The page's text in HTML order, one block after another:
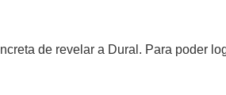
de revelar a Dural. Para poder